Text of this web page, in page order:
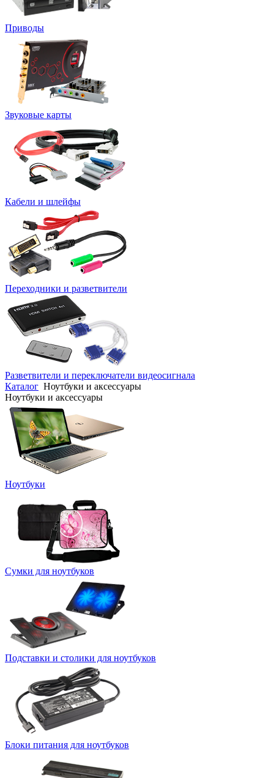
Приводы
Звуковые карты
Кабели и шлейфы
Переходники и разветвители
Разветвители и переключатели видеосигнала
Каталог Ноутбуки и аксессуары
Ноутбуки и аксессуары
Ноутбуки
Сумки для ноутбуков
Подставки и столики для ноутбуков
Блоки питания для ноутбуков